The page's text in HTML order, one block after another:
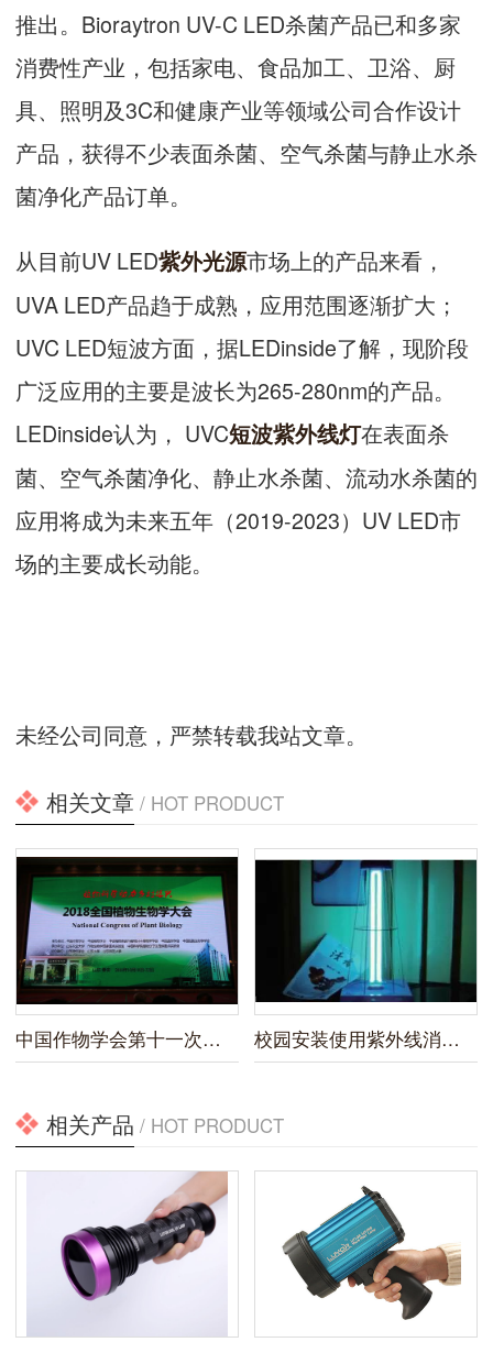
推出。Bioraytron UV-C LED杀菌产品已和多家
消费性产业，包括家电、食品加工、卫浴、厨
具、照明及3C和健康产业等领域公司合作设计
产品，获得不少表面杀菌、空气杀菌与静止水杀
菌净化产品订单。
从目前UV LED紫外光源市场上的产品来看，
UVA LED产品趋于成熟，应用范围逐渐扩大；
UVC LED短波方面，据LEDinside了解，现阶段
广泛应用的主要是波长为265-280nm的产品。
LEDinside认为， UVC短波紫外线灯在表面杀
菌、空气杀菌净化、静止水杀菌、流动水杀菌的
应用将成为未来五年（2019-2023）UV LED市
场的主要成长动能。
未经公司同意，严禁转载我站文章。
相关文章 / HOT PRODUCT
中国作物学会第十一次全国会员代表大会暨2019年学术年会 校园安装使用紫外线消毒灯新规
相关产品 / HOT PRODUCT